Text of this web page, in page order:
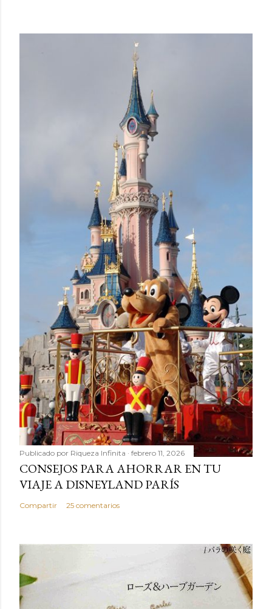
Publicado por Riqueza Infinita febrero 11, 2026
CONSEJOS PARA AHORRAR EN TU
VIAJE A DISNEYLAND PARÍS
Compartir 25 comentarios